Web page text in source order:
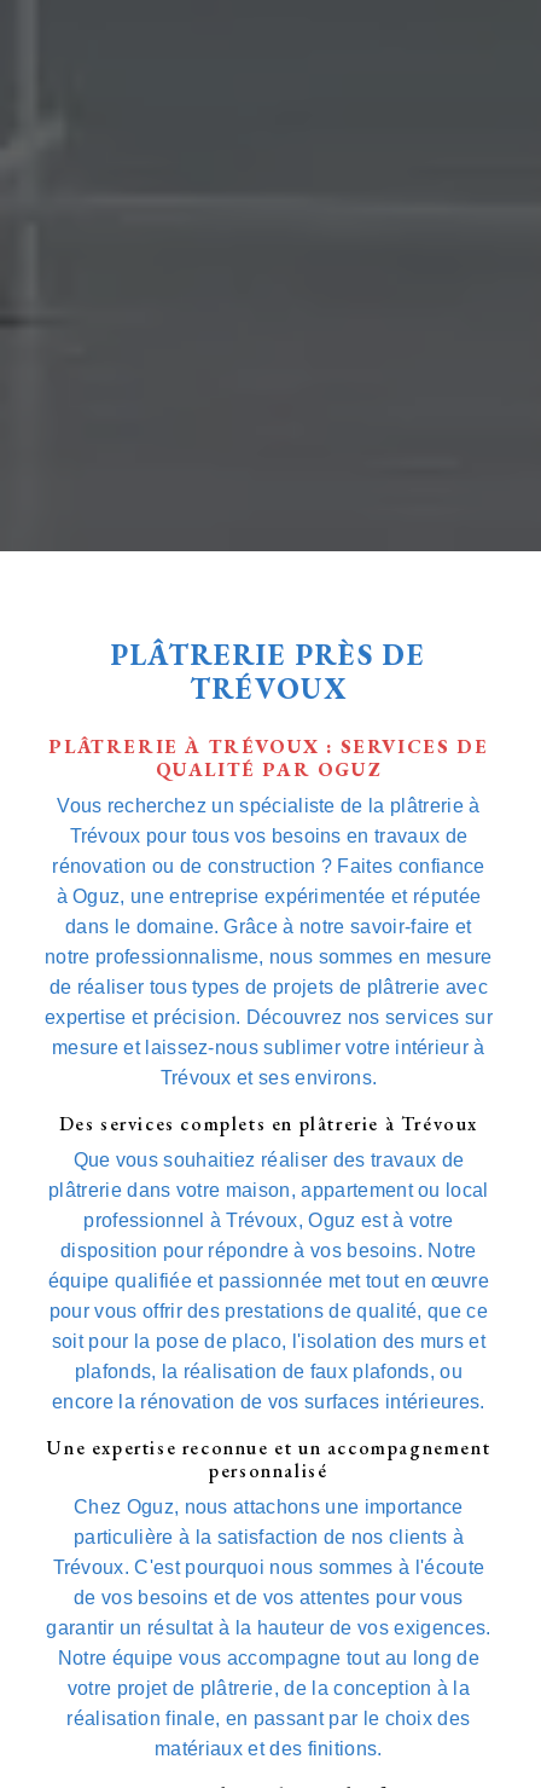
PLÂTRERIE PRÈS DE
TRÉVOUX
PLÂTRERIE À TRÉVOUX : SERVICES DE
QUALITÉ PAR OGUZ
Vous recherchez un spécialiste de la plâtrerie à
Trévoux pour tous vos besoins en travaux de
rénovation ou de construction ? Faites confiance
à Oguz, une entreprise expérimentée et réputée
dans le domaine. Grâce à notre savoir-faire et
notre professionnalisme, nous sommes en mesure
de réaliser tous types de projets de plâtrerie avec
expertise et précision. Découvrez nos services sur
mesure et laissez-nous sublimer votre intérieur à
Trévoux et ses environs.
Des services complets en plâtrerie à Trévoux
Que vous souhaitiez réaliser des travaux de
plâtrerie dans votre maison, appartement ou local
professionnel à Trévoux, Oguz est à votre
disposition pour répondre à vos besoins. Notre
équipe qualifiée et passionnée met tout en œuvre
pour vous offrir des prestations de qualité, que ce
soit pour la pose de placo, l'isolation des murs et
plafonds, la réalisation de faux plafonds, ou
encore la rénovation de vos surfaces intérieures.
Une expertise reconnue et un accompagnement
personnalisé
Chez Oguz, nous attachons une importance
particulière à la satisfaction de nos clients à
Trévoux. C'est pourquoi nous sommes à l'écoute
de vos besoins et de vos attentes pour vous
garantir un résultat à la hauteur de vos exigences.
Notre équipe vous accompagne tout au long de
votre projet de plâtrerie, de la conception à la
réalisation finale, en passant par le choix des
matériaux et des finitions.